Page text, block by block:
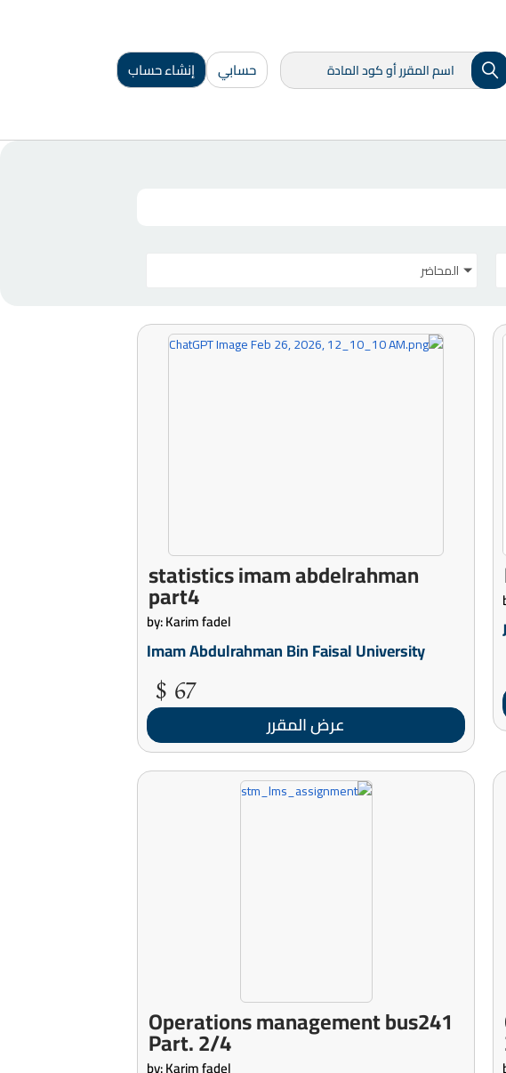
حسابي إنشاء حساب
المحاضر
statistics imam abdelrahman
part4
by: Karim fadel
Imam Abdulrahman Bin Faisal University
67 $
عرض المقرر
Operations management bus241
Part. 2/4